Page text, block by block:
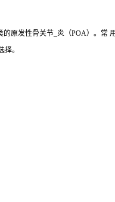
原发性骨关节_炎（POA）。常
。